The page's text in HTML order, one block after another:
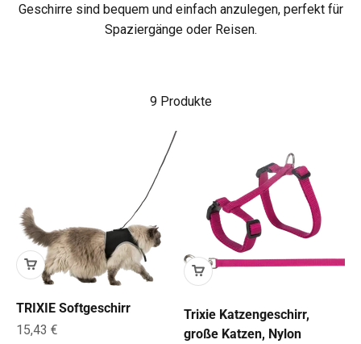
Geschirre sind bequem und einfach anzulegen, perfekt für
Spaziergänge oder Reisen.
9 Produkte
TRIXIE Softgeschirr
Angebot
15,43 €
Trixie Katzengeschirr,
große Katzen, Nylon